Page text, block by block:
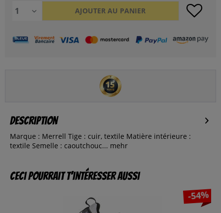
AJOUTER AU PANIER
Description
Marque : Merrell Tige : cuir, textile Matière intérieure :
textile Semelle : caoutchouc... mehr
Ceci pourrait t’intéresser aussi
-54%